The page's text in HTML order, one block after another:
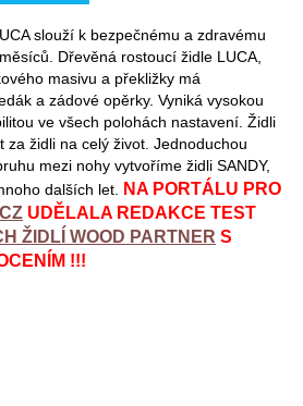
slouží k bezpečnému a zdravému
Dřevěná rostoucí židle LUCA,
masivu a překližky má
a zádové opěrky. Vyniká vysokou
ve všech polohách nastavení. Židli
za židli na celý život. Jednoduchou
mezi nohy vytvoříme židli SANDY,
dalších let. NA PORTÁLU PRO
UDĚLALA REDAKCE TEST
ŽIDLÍ WOOD PARTNER S
!!!